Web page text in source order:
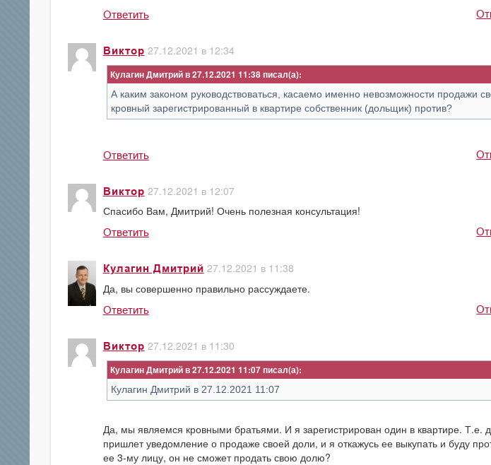
Ответить
Виктор 27.12.2021 в 12:34
Кулагин Дмитрий в 27.12.2021 11:38
А каким законом руководствоваться, касаемо именно невозможности продажи
кровный зарегистрированный в квартире собственник (дольщик) против?
Ответить
Виктор 27.12.2021 в 12:07
Спасибо Вам, Дмитрий! Очень полезная консультация!
Ответить
Кулагин Дмитрий 27.12.2021 в 11:38
Да, вы совершенно правильно рассуждаете.
Ответить
Виктор 27.12.2021 в 11:30
Кулагин Дмитрий в 27.12.2021 11:07
Кулагин Дмитрий в 27.12.2021 11:07
Да, мы являемся кровными братьями. И я зарегистрирован один в квартире. Т.е.
пришлет уведомление о продаже своей доли, и я откажусь ее выкупать и буду
ее 3-му лицу, он не сможет продать свою долю?